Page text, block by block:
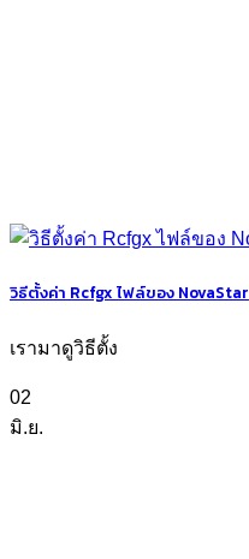
วิธีตั้งค่า Rcfgx ไฟล์ของ NovaStar
เรามาดูวิธีตั้ง
02
มิ.ย.